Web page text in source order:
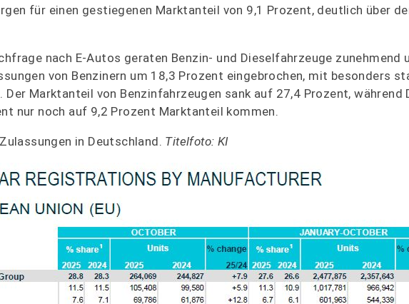
für einen gestiegenen Marktanteil von 9,1 Prozent, deutlich über
nach E-Autos geraten Benzin- und Dieselfahrzeuge zunehmend
von Benzinern um 18,3 Prozent eingebrochen, mit besonders
Der Marktanteil von Benzinfahrzeugen sank auf 27,4 Prozent, während
nur noch auf 9,2 Prozent Marktanteil kommen.
in Deutschland. Titelfoto: KI